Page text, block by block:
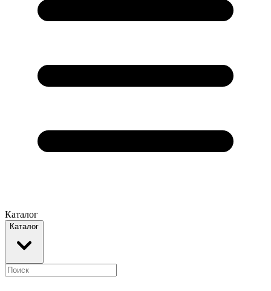
Каталог
Каталог